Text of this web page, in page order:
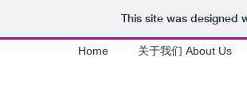
This site was designed
Home 关于我们 About Us